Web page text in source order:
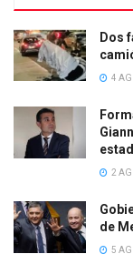
Dos
4
2
de
5